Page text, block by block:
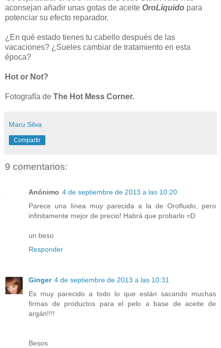
aconsejan añadir unas gotas de aceite OroLíquido para
potenciar su efecto reparador.
¿En qué estado tienes tu cabello después de las
vacaciones? ¿Sueles cambiar de tratamiento en esta
época?
Hot or Not?
Fotografía de The Hot Mess Corner.
Maru Silva
Compartir
9 comentarios:
Anónimo 4 de septiembre de 2013 a las 10:20
Parece una línea muy parecida a la de Orofluido, pero
infinitamente mejor de precio! Habrá que probarlo =D
un beso
Responder
Ginger 4 de septiembre de 2013 a las 10:31
Es muy parecido a todo lo que están sacando muchas
firmas de productos para el pelo a base de aceite de
argán!!!!
Besos